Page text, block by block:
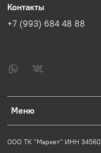
Меню
Контакты
+7 (993) 684 48 88
ООО ТК "Маркет" ИНН